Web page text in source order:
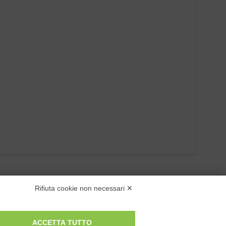
Rifiuta cookie non necessari ✕
ACCETTA TUTTO